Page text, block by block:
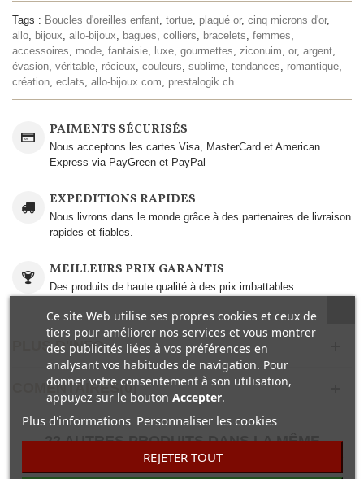
Tags : Boucles d'oreilles enfant tortue plaqué or, cinq microns d'or,
allo bijoux allo-bijoux bagues colliers bracelets femmes
accessoires
mode fantaisie luxe gourmettes ziconuim or, argent
évasion véritable récieux couleurs sublime tendances romantique
création eclats allo-bijoux.com prestalogik.ch
PAIMENTS SÉCURISÉS
Nous acceptons les cartes Visa, MasterCard et American
Express via PayGreen et PayPal
EXPEDITIONS RAPIDES
Nous livrons dans le monde grâce à des partenaires de livraison
rapides et fiables.
MEILLEURS PRIX GARANTIS
Des produits de haute qualité à des prix imbattables..
PLUS D'INFO
COMENTAIRES(0)
22 AUTRES PRODUITS DANS LA MÊME
CATÉGORIE :
Ce site Web utilise ses propres cookies et ceux de
tiers pour améliorer nos services et vous montrer
des publicités liées à vos préférences en
analysant vos habitudes de navigation. Pour
donner votre consentement à son utilisation,
appuyez sur le bouton Accepter.
Plus d'informations Personnaliser les cookies
REJETER TOUT